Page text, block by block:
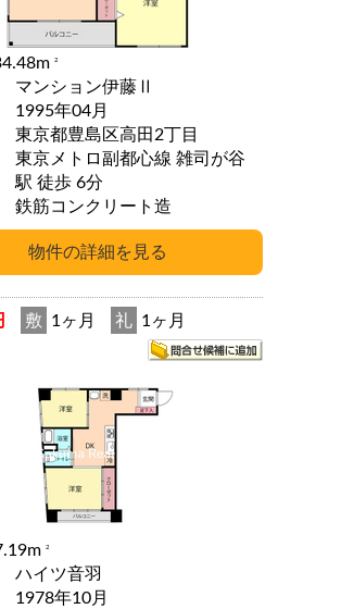
2
マンション伊藤Ⅱ
1995年04月
東京都豊島区高田2丁目
東京メトロ副都心線 雑司が谷
駅 徒歩 6分
鉄筋コンクリート造
敷 1ヶ月 礼 1ヶ月
2
ハイツ音羽
1978年10月